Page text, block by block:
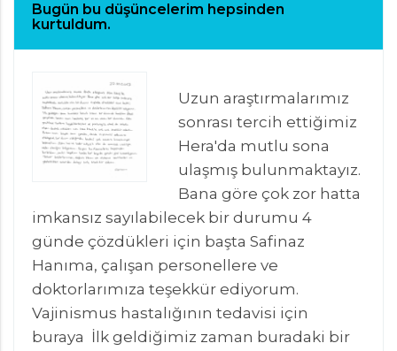
Bugün bu düşüncelerim hepsinden
kurtuldum.
Uzun araştırmalarımız
sonrası tercih ettiğimiz
Hera'da mutlu sona
ulaşmış bulunmaktayız.
Bana göre çok zor hatta
imkansız sayılabilecek bir durumu 4
günde çözdükleri için başta Safinaz
Hanıma, çalışan personellere ve
doktorlarımıza teşekkür ediyorum.
Vajinismus hastalığının tedavisi için
buraya İlk geldiğimiz zaman buradaki bir